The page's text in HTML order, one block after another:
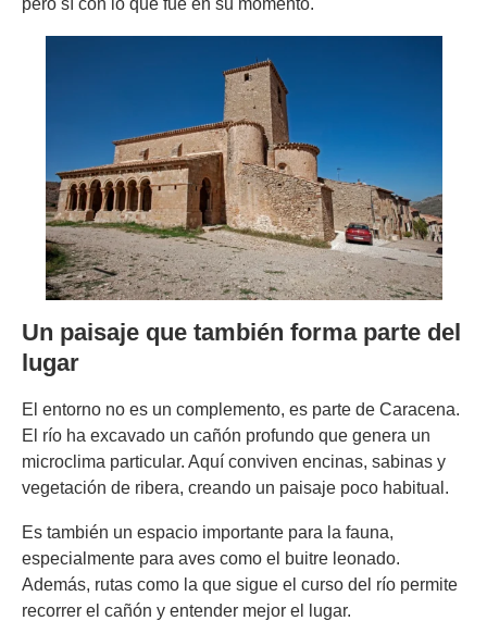
Un paisaje que también forma parte del
lugar
El entorno no es un complemento, es parte de Caracena.
El río ha excavado un cañón profundo que genera un
microclima particular. Aquí conviven encinas, sabinas y
vegetación de ribera, creando un paisaje poco habitual.
Es también un espacio importante para la fauna,
especialmente para aves como el buitre leonado.
Además, rutas como la que sigue el curso del río permite
recorrer el cañón y entender mejor el lugar.